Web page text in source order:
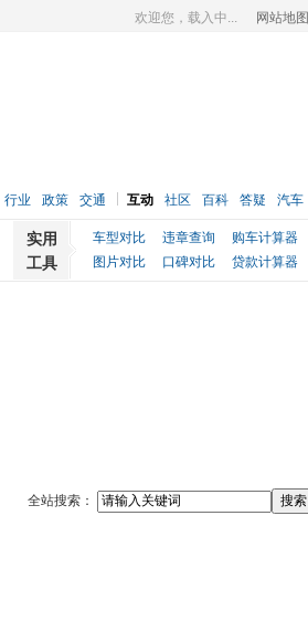
网站地图
欢迎您，载入中...
行业 政策 交通 互动 社区 百科 答疑 汽车
实用
工具
车型对比 违章查询
购车计算器
图片对比
口碑对比 贷款计算器
全站搜索：